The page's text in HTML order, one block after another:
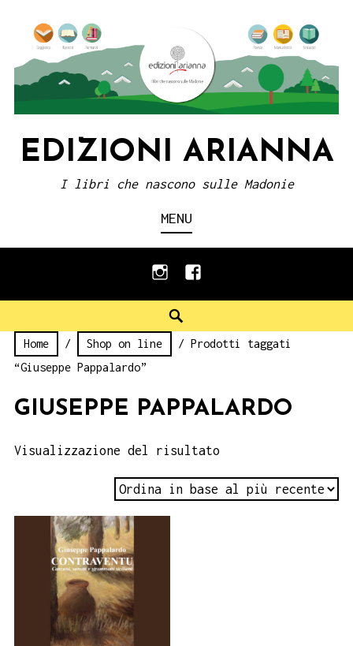
content
EDIZIONI ARIANNA
I libri che nascono sulle Madonie
MENU
instagramfacebook
Home / Shop on line
/ Prodotti taggati
“Giuseppe Pappalardo”
GIUSEPPE PAPPALARDO
Visualizzazione del risultato